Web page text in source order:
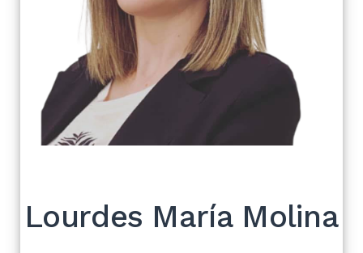
Lourdes María Molina